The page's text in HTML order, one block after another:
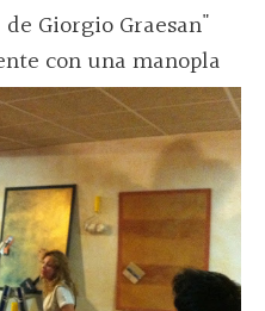
Giorgio Graesan"
con una manopla